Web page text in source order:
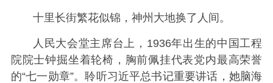
十里长街繁花似锦，神州大地换了人间。
人民大会堂主席台上，1936年出生的中国工程
院院士钟掘坐着轮椅，胸前佩挂代表党内最高荣誉
的“七一勋章”。聆听习近平总书记重要讲话，她脑海